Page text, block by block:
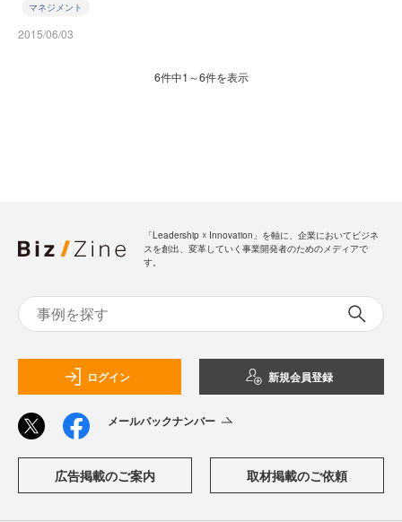
マネジメント
2015/06/03
6件中1～6件を表示
「Leadership ☓ Innovation」を軸に、企業においてビジネ
スを創出、変革していく事業開発者のためのメディアで
す。
ログイン 新規会員登録
メールバックナンバー
広告掲載のご案内 取材掲載のご依頼